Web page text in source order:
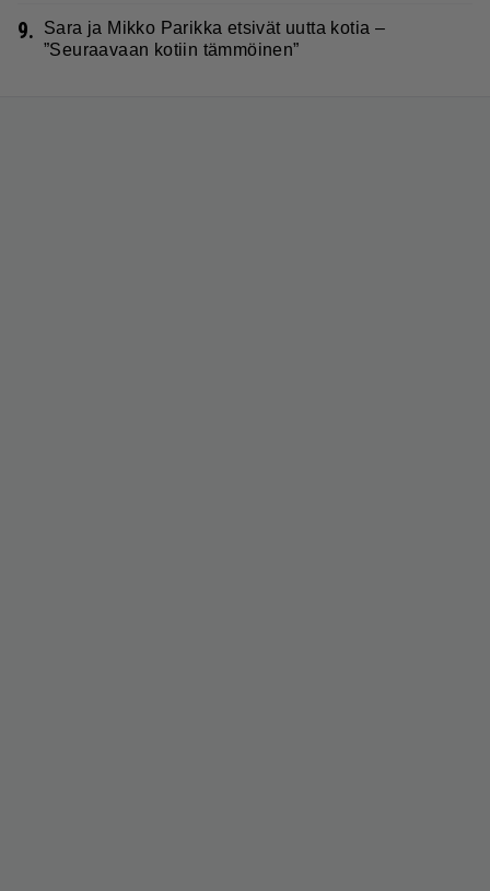
9.
Sara ja Mikko Parikka etsivät uutta kotia –
”Seuraavaan kotiin tämmöinen”